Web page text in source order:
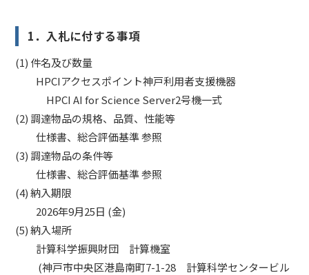
1．入札に付する事項
(1) 件名及び数量
HPCIアクセスポイント神戸利用者支援機器
HPCI AI for Science Server2号機一式
(2) 調達物品の規格、品質、性能等
仕様書、総合評価基準 参照
(3) 調達物品の条件等
仕様書、総合評価基準 参照
(4) 納入期限
2026年9月25日 (金)
(5) 納入場所
計算科学振興財団 計算機室
(神戸市中央区港島南町7-1-28 計算科学センタービル